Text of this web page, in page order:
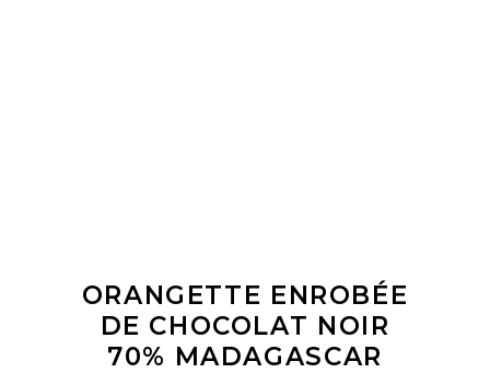
ORANGETTE ENROBÉE
DE CHOCOLAT NOIR
70% MADAGASCAR